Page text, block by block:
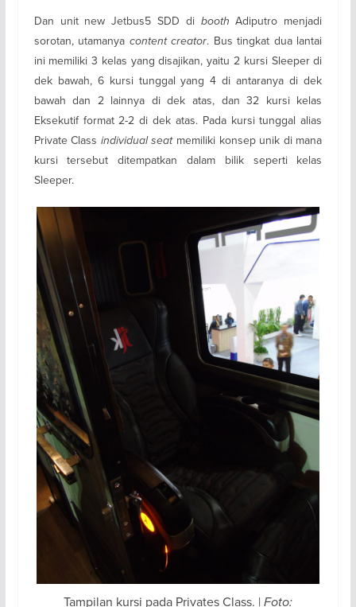
Dan unit new Jetbus5 SDD di booth Adiputro menjadi
sorotan, utamanya content creator. Bus tingkat dua lantai
ini memiliki 3 kelas yang disajikan, yaitu 2 kursi Sleeper di
dek bawah, 6 kursi tunggal yang 4 di antaranya di dek
bawah dan 2 lainnya di dek atas, dan 32 kursi kelas
Eksekutif format 2-2 di dek atas. Pada kursi tunggal alias
Private Class individual seatmemiliki konsep unik di mana
kursi tersebut ditempatkan dalam bilik seperti kelas
Sleeper.
Tampilan kursi pada Privates Class. | Foto: